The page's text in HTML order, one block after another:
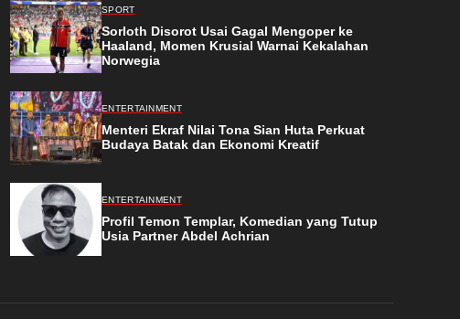
SPORT
Sorloth Disorot Usai Gagal Mengoper ke
Haaland, Momen Krusial Warnai Kekalahan
Norwegia
ENTERTAINMENT
Menteri Ekraf Nilai Tona Sian Huta Perkuat
Budaya Batak dan Ekonomi Kreatif
ENTERTAINMENT
Profil Temon Templar, Komedian yang Tutup
Usia Partner Abdel Achrian